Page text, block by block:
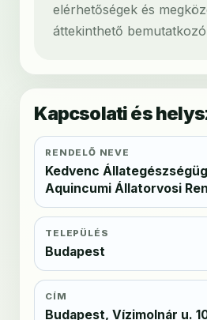
elérhetőségek és
áttekinthető
Kapcsolati és
RENDELŐ NEVE
Kedvenc
Aquincumi Állatorvosi
TELEPÜLÉS
Budapest
CÍM
Budapest, Vízimolnár u.